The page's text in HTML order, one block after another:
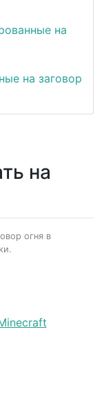
на
на заговор
на
огня в